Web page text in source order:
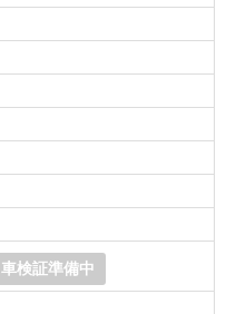
車検証準備中